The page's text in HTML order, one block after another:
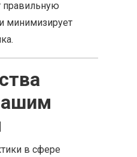
правильную
минимизирует
в сфере